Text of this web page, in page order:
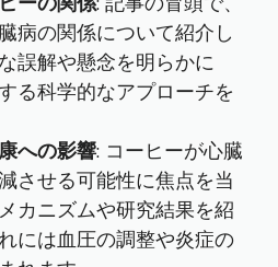
病の関係について紹介し
誤解や懸念を明らかに
る科学的なアプローチを
への影響: コーヒーが心臓
させる可能性に焦点を当
カニズムや研究結果を紹
には血圧の調整や炎症の